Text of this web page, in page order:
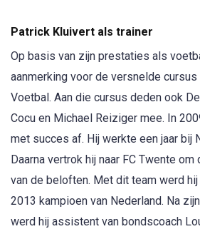
Patrick Kluivert als trainer
Op basis van zijn prestaties als
aanmerking voor de versnelde cursus
Voetbal. Aan die cursus deden ook
Cocu en Michael Reiziger mee. In
met succes af. Hij werkte een jaar bij
Daarna vertrok hij naar FC Twente
van de beloften. Met dit team werd
2013 kampioen van Nederland. Na
werd hij assistent van bondscoach